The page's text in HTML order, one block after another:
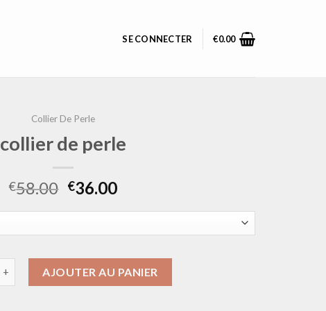
SE CONNECTER €0.00
Collier De Perle
collier de perle
€58.00 €36.00
AJOUTER AU PANIER